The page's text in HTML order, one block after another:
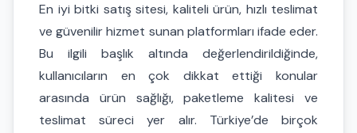
En iyi bitki satış sitesi, kaliteli ürün, hızlı teslimat
ve güvenilir hizmet sunan platformları ifade eder.
Bu ilgili başlık altında değerlendirildiğinde,
kullanıcıların en çok dikkat ettiği konular
arasında ürün sağlığı, paketleme kalitesi ve
teslimat süreci yer alır. Türkiye’de birçok